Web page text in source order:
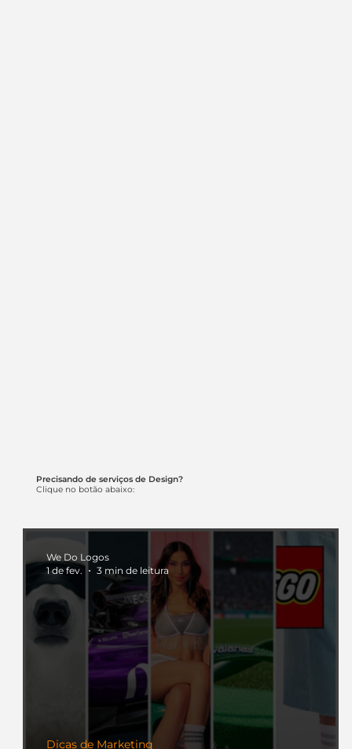
Precisando de serviços de Design?
Clique no botão abaixo:
Dicas de Marketing
We Do Logos
1 de fev.
3 min de leitura